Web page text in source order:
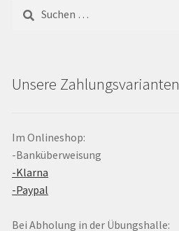
nach:
Unsere Zahlungsvarianten
Im Onlineshop:
-Banküberweisung
-Klarna
-Paypal
Bei Abholung in der Übungshalle: